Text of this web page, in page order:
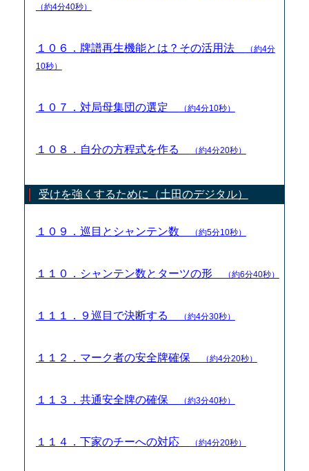
（約4分40秒）
１０６．牌譜再生機能とは？その活用法
（約4分
10秒）
１０７．対局母集団の選定 （約4分10秒）
１０８．自分の方程式を作る （約4分20秒）
受けを強くするために（土田のデジタル）
１０９．巡目とシャンテン数 （約5分10秒）
１１０．シャンテン数とターツの形 （約6分40秒）
１１１．９巡目で決断する （約4分30秒）
１１２．マーク者の安全牌確保 （約4分20秒）
１１３．共通安全牌の確保 （約3分40秒）
１１４．下家のチーへの対応 （約4分20秒）